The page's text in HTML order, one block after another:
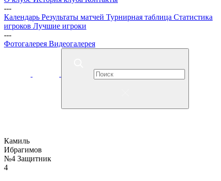
---
Календарь Результаты матчей Турнирная таблица Статистика
игроков Лучшие игроки
---
Фотогалерея Видеогалерея
Камиль
Ибрагимов
№4 Защитник
4